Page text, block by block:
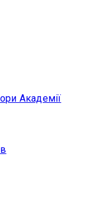
Академії